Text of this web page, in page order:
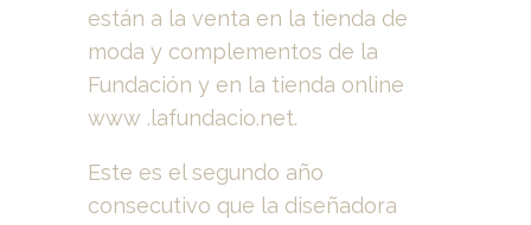
están a la venta en la tienda de
moda y complementos de la
Fundación y en la tienda online
www .lafundacio.net.
Este es el segundo año
consecutivo que la diseñadora